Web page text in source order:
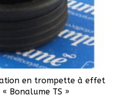
en trompette à effet
Bonalume TS »